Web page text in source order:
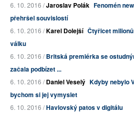
6. 10. 2016 /Jaroslav Polák Fenomén
přehršel souvislostí
6. 10. 2016 /Karel Dolejší Čtyřicet
válku
6. 10. 2016 /Britská premiérka se
začala podbízet ...
6. 10. 2016 /Daniel Veselý Kdyby nebylo
bychom si jej vymyslet
6. 10. 2016 /Havlovský patos v digitálu